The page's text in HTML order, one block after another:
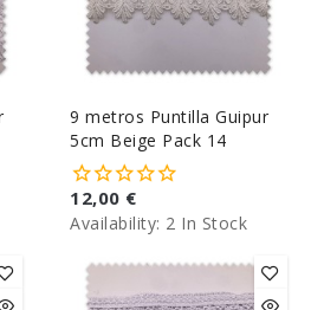
9 metros Puntilla Guipur
5cm Beige Pack 14
12,00 €
Availability: 2 In Stock